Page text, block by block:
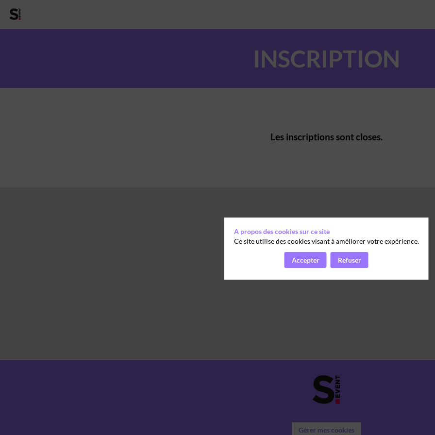
INSCRIPTION
Les inscriptions sont closes.
Gérer mes cookies
A propos des cookies sur ce site
Ce site utilise des cookies visant à améliorer votre expérience.
Accepter Refuser